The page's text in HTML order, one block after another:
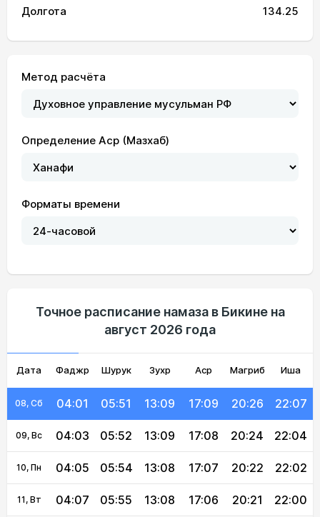
Долгота 134.25
Метод расчёта
Определение Аср (Мазхаб)
Форматы времени
Точное расписание намаза в Бикине на
август 2026 года
Дата Фаджр Шурук Зухр Аср Магриб Иша
02, Вс 03:49 05:44
04, Вт 03:53 05:46 13:09 17:11 20:32 22:15
05, Ср 03:55 05:47 13:09 17:11 20:30 22:13
05:49 17:10
07, Пт 03:59 05:50 13:09 17:09 20:27 22:09
08, Сб 04:01 05:51 13:09 17:09 20:26 22:07
09, Вс 04:03 05:52 13:09 17:08 20:24 22:04
10, Пн 04:05 05:54 13:08 17:07 20:22 22:02
11, Вт 04:07 05:55 13:08 17:06 20:21 22:00